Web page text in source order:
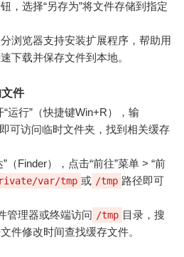
，选择“另存为”将文件存储到指定
分浏览器支持安装扩展程序，帮助用
下载并保存文件到本地。
件
“运行”（快捷键Win+R），输
可访问临时文件夹，找到相关缓存
（Finder），点击“前往”菜单 > “前
var/tmp 或 /tmp 路径即可
管理器或终端访问 /tmp 目录，搜
件修改时间查找缓存文件。